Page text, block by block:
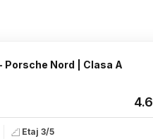
Nord | Clasa A
Etaj 3/5